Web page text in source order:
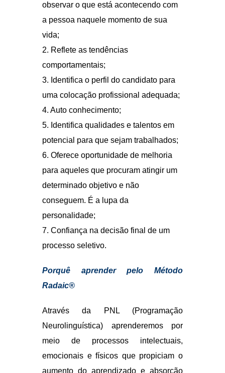
potencial para que sejam trabalhados;
6. Oferece oportunidade de melhoria
para aqueles que procuram atingir um
determinado objetivo e não
conseguem. É a lupa da
personalidade;
7. Confiança na decisão final de um
processo seletivo.
Porquê aprender pelo Método
Radaic®
Através da PNL (Programação
Neurolinguística) aprenderemos por
meio de processos intelectuais,
emocionais e físicos que propiciam o
aumento do aprendizado e absorção
nossos canais de percepção para
armazenar, recuperar e selecionar o
O que você vai aprender no Curso
de Grafologia Método Radaic®
1 – Aprendendo a nomenclatura